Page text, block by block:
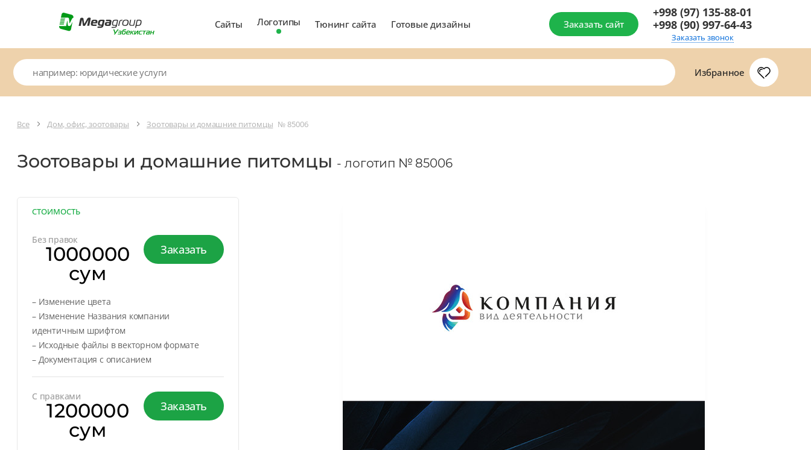
Сайты Логотипы Тюнинг сайта Готовые дизайны Заказать сайт
+998 (97) 135-88-01
+998 (90) 997-64-43
Заказать звонок
Избранное
Все Дом, офис, зоотовары Зоотовары и домашние питомцы № 85006
Зоотовары и домашние питомцы - логотип № 85006
СТОИМОСТЬ
Без правок
1000000
сум
Заказать
– Изменение цвета
– Изменение Названия компании
идентичным шрифтом
– Исходные файлы в векторном формате
– Документация с описанием
С правками
1200000
сум
Заказать